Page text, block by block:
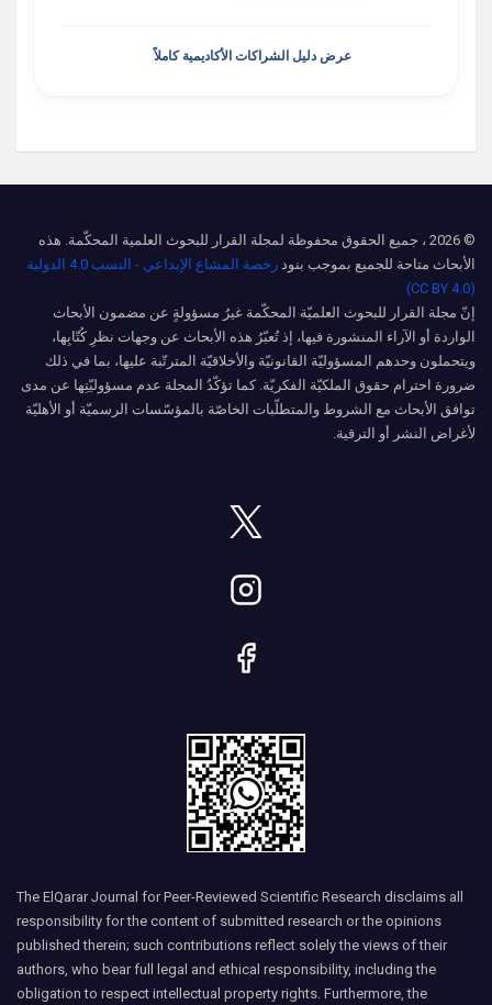
عرض دليل الشراكات الأكاديمية كاملاً
© 2026 ، جميع الحقوق محفوظة لمجلة القرار للبحوث العلمية المحكّمة. هذه
الأبحاث متاحة للجميع بموجب بنود
رخصة المشاع الإبداعي - النسب 4.0 الدولية
(CC BY 4.0)
إنّ مجلة القرار للبحوث العلميّة المحكّمة غيرُ مسؤولةٍ عن مضمون الأبحاث
الواردة أو الآراء المنشورة فيها، إذ تُعبّرُ هذه الأبحاث عن وجهات نظرِ كُتّابِها،
ويتحملون وحدهم المسؤوليّة القانونيّة والأخلاقيّة المترتّبة عليها، بما في ذلك
ضرورة احترام حقوق الملكيّة الفكريّة. كما تؤكّدُ المجلة عدم مسؤوليّتِها عن مدى
توافق الأبحاث مع الشروط والمتطلّبات الخاصّة بالمؤسّسات الرسميّة أو الأهليّة
لأغراض النشر أو الترقية.
The ElQarar Journal for Peer-Reviewed Scientific Research disclaims all
responsibility for the content of submitted research or the opinions
published therein; such contributions reflect solely the views of their
authors, who bear full legal and ethical responsibility, including the
obligation to respect intellectual property rights. Furthermore, the